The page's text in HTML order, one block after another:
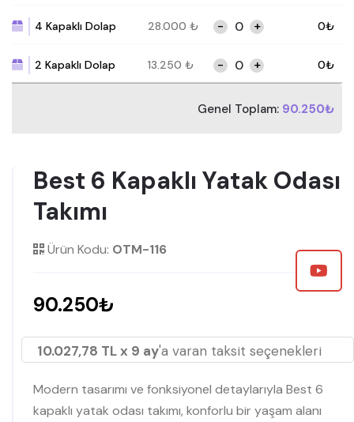
4 Kapaklı Dolap 28.000 ₺ - + 0₺
2 Kapaklı Dolap 13.250 ₺ - + 0₺
Genel Toplam: 90.250₺
Best 6 Kapaklı Yatak Odası
Takımı
Ürün Kodu: OTM-116
90.250₺
10.027,78 TL x 9 ay'a varan taksit seçenekleri
Modern tasarımı ve fonksiyonel detaylarıyla Best 6
kapaklı yatak odası takımı, konforlu bir yaşam alanı